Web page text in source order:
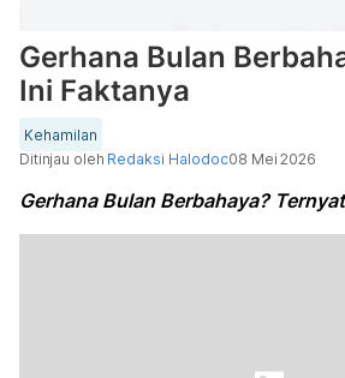
Gerhana Bulan
Ini Faktanya
Kehamilan
Ditinjau oleh Redaksi Halodoc08 Mei 2026
Gerhana Bulan Berbahaya?